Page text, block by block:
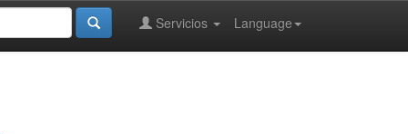
Language
Servicios